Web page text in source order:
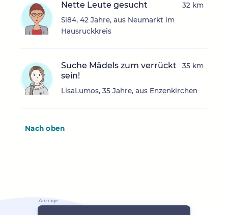
Nette Leute gesucht
Si84, 42 Jahre, aus Neumarkt im
Hausruckkreis
32 km
Suche Mädels zum verrückt
sein!
LisaLumos, 35 Jahre, aus Enzenkirchen
35 km
Nach oben